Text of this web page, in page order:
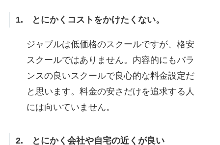
1. とにかくコストをかけたくない。
ジャブルは低価格のスクールですが、格安
スクールではありません。内容的にもバラ
ンスの良いスクールで良心的な料金設定だ
と思います。料金の安さだけを追求する人
には向いていません。
2. とにかく会社や自宅の近くが良い